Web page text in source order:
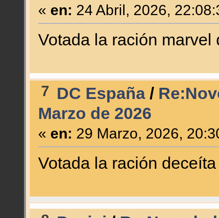
« en: 24 Abril, 2026,
Votada la ración marvel
7 DC España/
Marzo de 2026
« en: 29 Marzo, 2026,
Votada la ración